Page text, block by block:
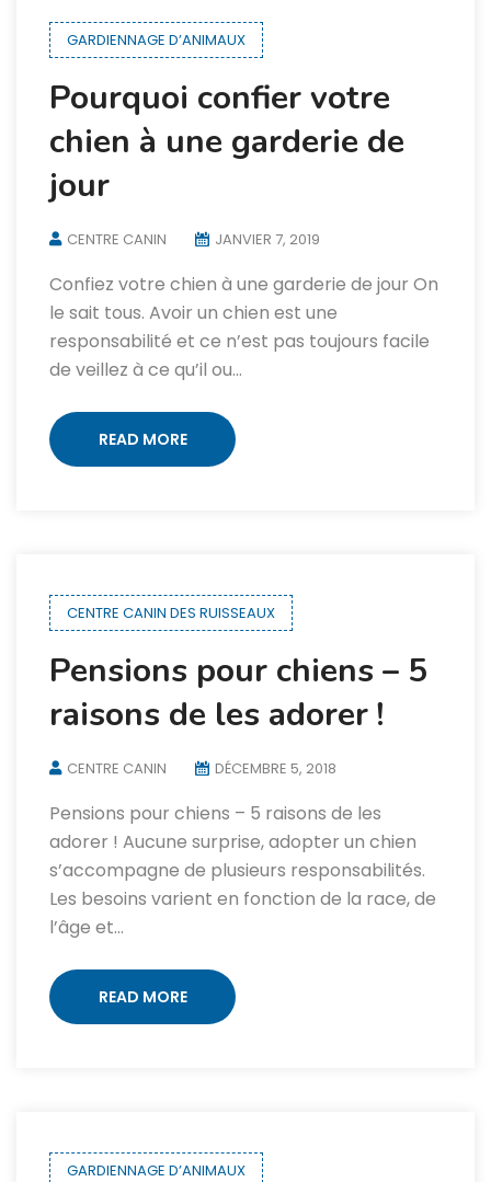
GARDIENNAGE D’ANIMAUX
Pourquoi confier votre
chien à une garderie de
jour
CENTRE CANIN JANVIER 7, 2019
Confiez votre chien à une garderie de jour On
le sait tous. Avoir un chien est une
responsabilité et ce n’est pas toujours facile
de veillez à ce qu’il ou…
READ MORE
CENTRE CANIN DES RUISSEAUX
Pensions pour chiens – 5
raisons de les adorer !
CENTRE CANIN DÉCEMBRE 5, 2018
Pensions pour chiens – 5 raisons de les
adorer ! Aucune surprise, adopter un chien
s’accompagne de plusieurs responsabilités.
Les besoins varient en fonction de la race, de
l’âge et…
READ MORE
GARDIENNAGE D’ANIMAUX